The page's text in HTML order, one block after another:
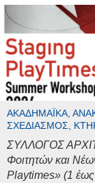
ΑΚΑΔΗΜΑΪΚΆ,
ΣΧΕΔΙΑΣΜΌΣ,
ΣΥΛΛΟΓΟΣ
Φοιτητών και
Playtimes» (1